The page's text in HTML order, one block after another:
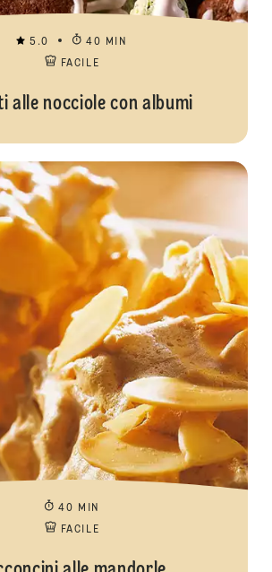
5.0
40 MIN
FACILE
alle nocciole con albumi
40 MIN
FACILE